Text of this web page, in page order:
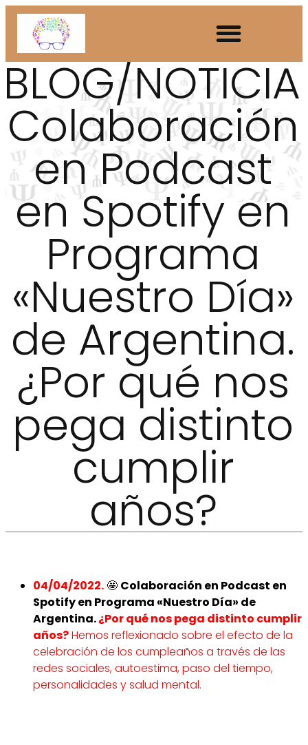
BLOG/
Colaboración
en Podcast
en Spotify en
Programa
«Nuestro Día»
de Argentina.
¿Por qué nos
pega distinto
cumplir
años?
04/04/2022. 🤩 Colaboración en Podcast en
Spotify en Programa «Nuestro Día» de
Argentina.¿Por qué nos pega distinto cumplir
años?Hemos reflexionado sobre el efecto de la
celebración de los cumpleaños a través de las
redes sociales, autoestima, paso del tiempo,
personalidades y salud mental.